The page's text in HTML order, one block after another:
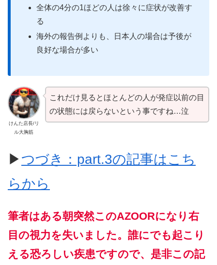
全体の4分の1ほどの人は徐々に症状が改善す
る
海外の報告例よりも、日本人の場合は予後が
良好な場合が多い
けんた店長/リ
ル大胸筋
これだけ見るとほとんどの人が発症以前の目
の状態には戻らないという事ですね…泣
▶つづき：part.3の記事はこち
らから
筆者はある朝突然このAZOORになり右
目の視力を失いました。誰にでも起こり
える恐ろしい疾患ですので、是非この記